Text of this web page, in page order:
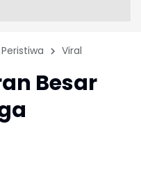
Peristiwa Viral
Besar